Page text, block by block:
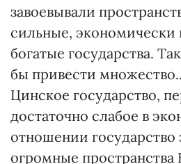
завоевывали
сильные,
богатые государства.
бы привести
Цинское государство,
достаточно слабое в
отношении государство
огромные